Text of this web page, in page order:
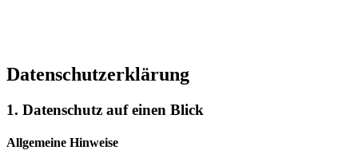
Datenschutzerklärung
1. Datenschutz auf einen Blick
Allgemeine Hinweise